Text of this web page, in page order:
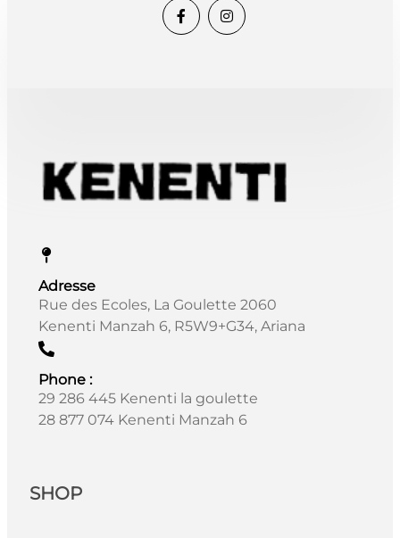
Adresse
Rue des Ecoles, La Goulette 2060
Kenenti Manzah 6, R5W9+G34, Ariana
Phone :
29 286 445 Kenenti la goulette
28 877 074 Kenenti Manzah 6
SHOP